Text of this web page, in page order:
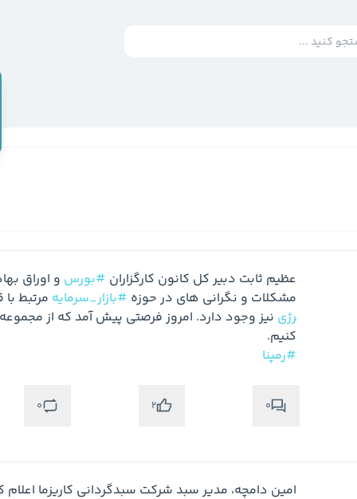
عظیم ثابت دبیر کل کانون کارگزاران #بورس
مشکلات و نگرانی های در حوزه #بازار_سرمایه مرتبط
رژی نیز وجود دارد. امروز فرصتی پیش آمد که از
کنیم.
#رمپنا
0
2
0